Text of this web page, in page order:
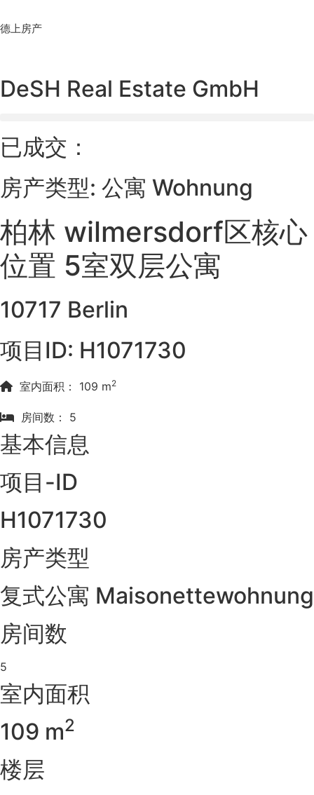
to
德上房产
DeSH Real Estate GmbH
已成交：
房产类型: 公寓 Wohnung
柏林 wilmersdorf区核心
位置 5室双层公寓
10717 Berlin
项目ID: H1071730
室内面积： 109 m2
房间数： 5
基本信息
项目-ID
H1071730
房产类型
复式公寓 Maisonettewohnung
房间数
5
室内面积
109 m2
楼层